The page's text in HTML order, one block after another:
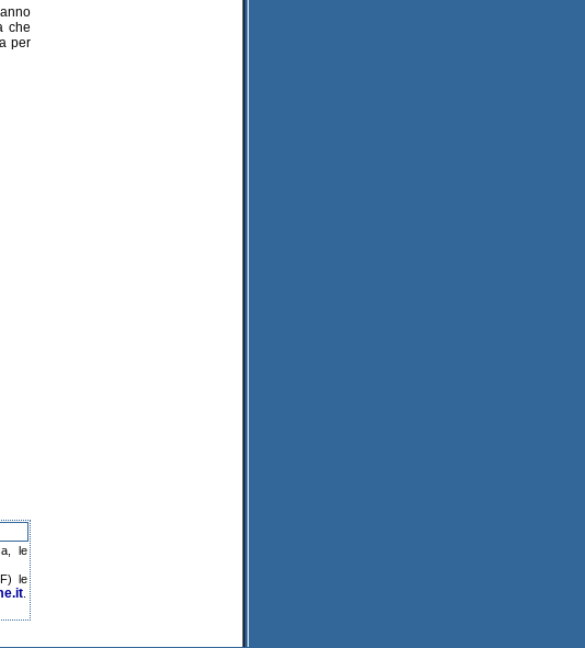
che
per
le
le